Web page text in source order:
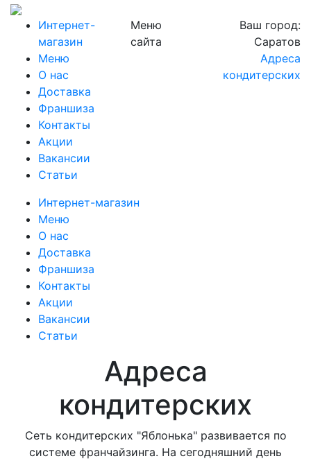
Интернет-
магазин
Меню
О нас
Доставка
Франшиза
Контакты
Акции
Вакансии
Статьи
Меню
сайта
Ваш город:
Саратов
Адреса
кондитерских
Интернет-магазин
Меню
О нас
Доставка
Франшиза
Контакты
Акции
Вакансии
Статьи
Адреса
кондитерских
Сеть кондитерских "Яблонька" развивается по
системе франчайзинга. На сегодняшний день